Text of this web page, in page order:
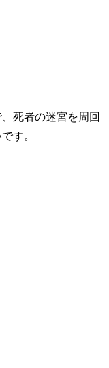
死者の迷宮を周回
す。